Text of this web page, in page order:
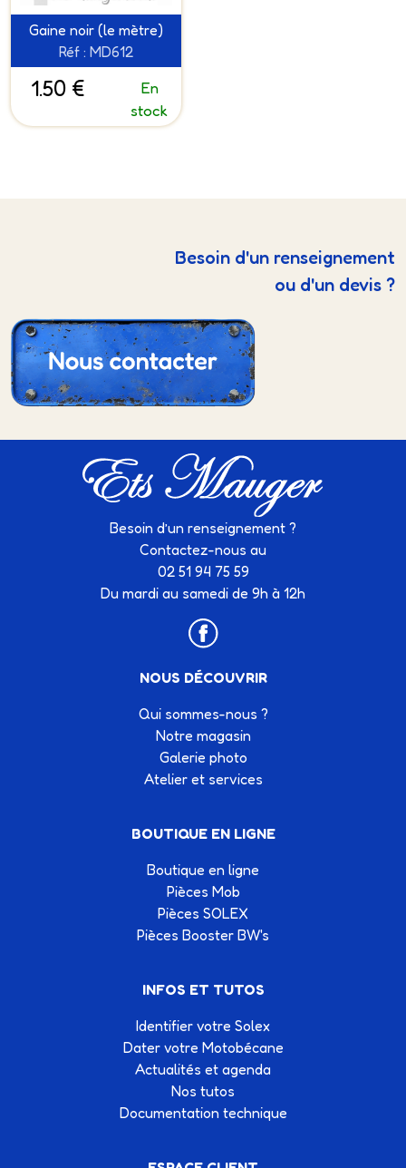
Gaine noir (le mètre)
Réf : MD612
1.50 €
En
stock
Besoin d'un renseignement
ou d'un devis ?
Besoin d’un renseignement ?
Contactez-nous au
02 51 94 75 59
Du mardi au samedi de 9h à 12h
NOUS DÉCOUVRIR
Qui sommes-nous ?
Notre magasin
Galerie photo
Atelier et services
BOUTIQUE EN LIGNE
Boutique en ligne
Pièces Mob
Pièces SOLEX
Pièces Booster BW's
INFOS ET TUTOS
Identifier votre Solex
Dater votre Motobécane
Actualités et agenda
Nos tutos
Documentation technique